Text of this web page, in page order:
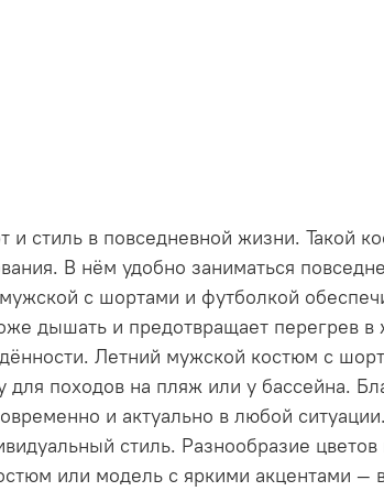
стиль в повседневной жизни. Такой
В нём удобно заниматься
с шортами и футболкой
дышать и предотвращает перегрев
Летний мужской костюм с
походов на пляж или у бассейна.
и актуально в любой
стиль. Разнообразие
или модель с яркими акцентами —